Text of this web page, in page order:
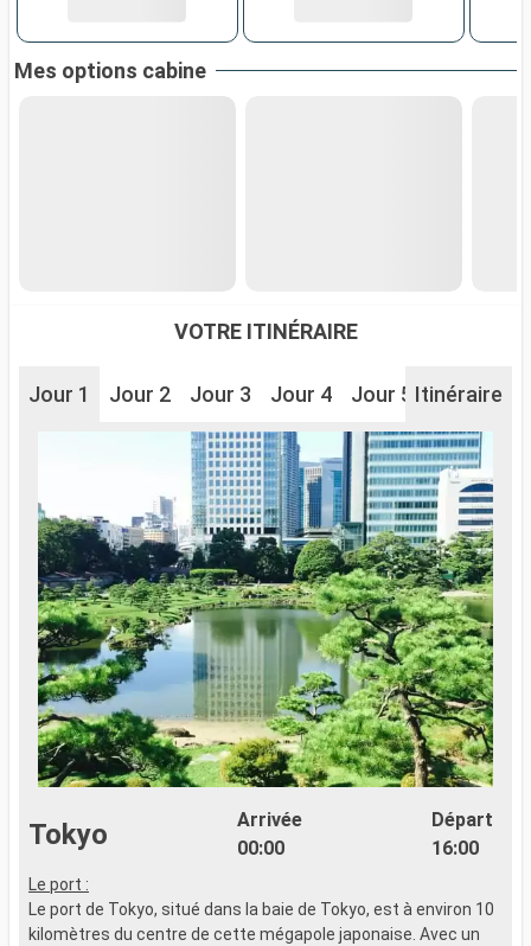
Mes options cabine
VOTRE ITINÉRAIRE
Jour 1 Jour 2 Jour 3 Jour 4 Jour 5 Jour 7
Itinéraire
Tokyo
Arrivée
00:00
Départ
16:00
Le port :
Le port de Tokyo, situé dans la baie de Tokyo, est à environ 10
kilomètres du centre de cette mégapole japonaise. Avec un